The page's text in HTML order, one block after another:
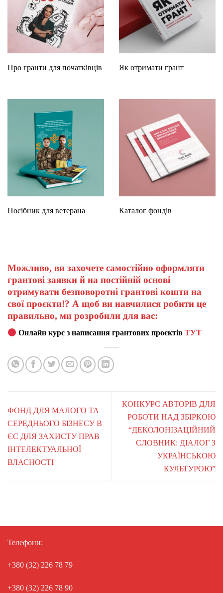
Про гранти для початківців Як отримати грант
Посібник для ветерана Каталог фондів
Можливо, ви захочете самостійно оформляти
грантові заявки й на постійній основі
отримувати безповоротні грантові кошти на
свої проєкти!? А щоб ви навчилися робити це
правильно, ми розробили для вас:
Онлайн курс з написання грантових проєктівТУТ
ФОНД ДЛЯ МАЛОГО ТА
СЕРЕДНЬОГО БІЗНЕСУ В
ЄС ДЛЯ ЗАХИСТУ ПРАВ
ІНТЕЛЕКТУАЛЬНОЇ
ВЛАСНОСТІ
КОНКУРС АВТОРІВ ДЛЯ
РОБОТИ НАД ЗБІРКОЮ
“ДЕКОЛОНІЗАЦІЙНИЙ
СЛОВНИК: ДІАЛОГ З
УКРАЇНСЬКОЮ
КУЛЬТУРОЮ”
Телефони:
+380 (32) 226 78 79
+380 (32) 226 78 90